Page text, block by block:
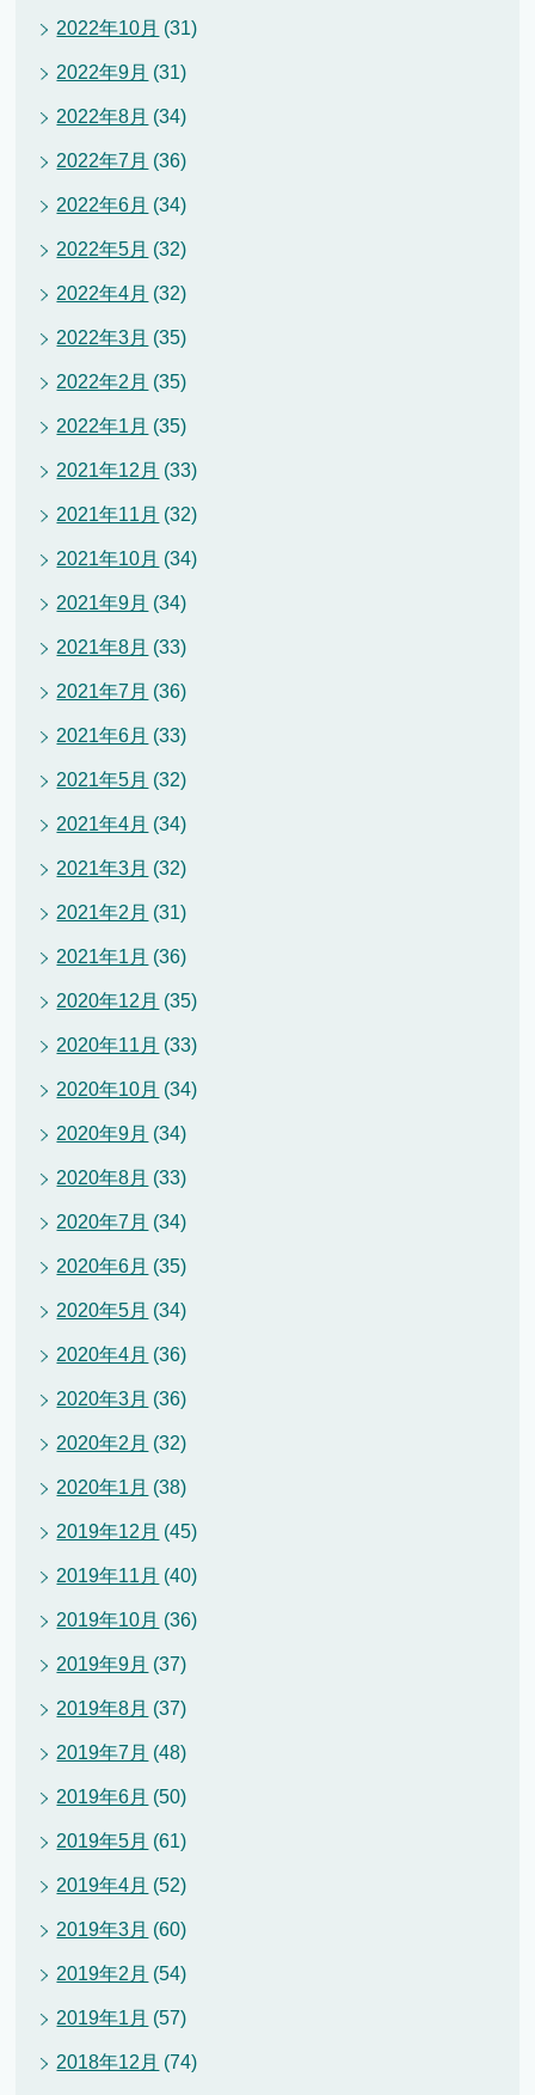
2022年10月 (31)
2022年9月 (31)
2022年8月 (34)
2022年7月 (36)
2022年6月 (34)
2022年5月 (32)
2022年4月 (32)
2022年3月 (35)
2022年2月 (35)
2022年1月 (35)
2021年12月 (33)
2021年11月 (32)
2021年10月 (34)
2021年9月 (34)
2021年8月 (33)
2021年7月 (36)
2021年6月 (33)
2021年5月 (32)
2021年4月 (34)
2021年3月 (32)
2021年2月 (31)
2021年1月 (36)
2020年12月 (35)
2020年11月 (33)
2020年10月 (34)
2020年9月 (34)
2020年8月 (33)
2020年7月 (34)
2020年6月 (35)
2020年5月 (34)
2020年4月 (36)
2020年3月 (36)
2020年2月 (32)
2020年1月 (38)
2019年12月 (45)
2019年11月 (40)
2019年10月 (36)
2019年9月 (37)
2019年8月 (37)
2019年7月 (48)
2019年6月 (50)
2019年5月 (61)
2019年4月 (52)
2019年3月 (60)
2019年2月 (54)
2019年1月 (57)
2018年12月 (74)